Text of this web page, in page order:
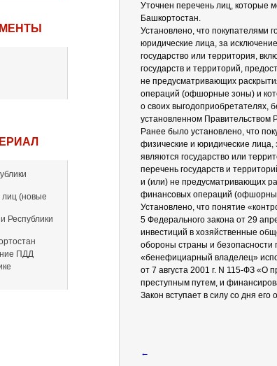
лиц (новые
Республики
ПДД
Уточнен перечень лиц, которые
Башкортостан.
Установлено, что покупателями
юридические лица, за
государство или территория,
государств и территорий,
не предусматривающих
операций (офшорные зоны) и
о своих выгодоприобретателях,
установленном Правительством
Ранее было установлено, что
физические и юридические
являются государство или
перечень государств и
и (или) не предусматривающих
финансовых операций
Установлено, что понятие
5 Федерального закона от 29
инвестиций в хозяйственные
обороны страны и безопасности
«бенефициарный владелец»
от 7 августа 2001 г. N 115-ФЗ «О
преступным путем, и
Закон вступает в силу со дня
←